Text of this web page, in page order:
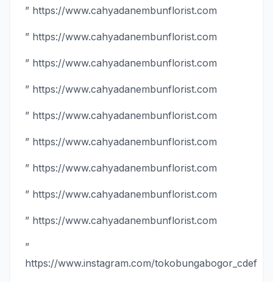
” https://www.cahyadanembunflorist.com
” https://www.cahyadanembunflorist.com
” https://www.cahyadanembunflorist.com
” https://www.cahyadanembunflorist.com
” https://www.cahyadanembunflorist.com
” https://www.cahyadanembunflorist.com
” https://www.cahyadanembunflorist.com
” https://www.cahyadanembunflorist.com
” https://www.cahyadanembunflorist.com
”
https://www.instagram.com/tokobungabogor_cdef